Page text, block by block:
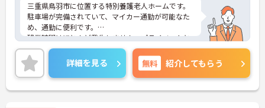
三重県鳥羽市に位置する特別養護老人ホームです。
駐車場が完備されていて、マイカー通勤が可能なた
め、通勤に便利です。
残業時間はほとんど発生しません。プライベートと
メリハリをつけて勤務できます。
ご興味をお持ちの方には、詳細の情報や面接のポイ
ントをお伝えしますのでお気軽にお問い合わせくだ
さい。
詳細を見る 無料 紹介してもらう